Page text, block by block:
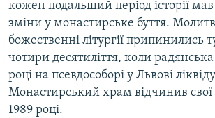
кожен подальший період історії
зміни у монастирське буття.
божественні літургії припинились
чотири десятиліття, коли
році на псевдособорі у Львові
Монастирський храм відчинив
1989 році.